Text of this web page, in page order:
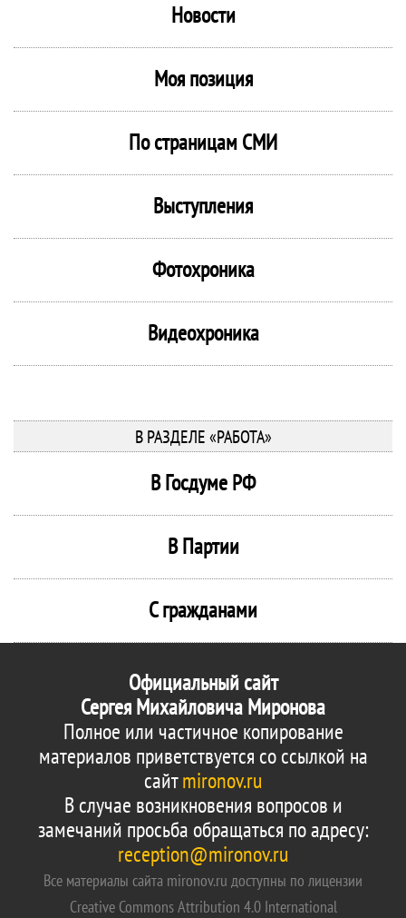
Новости
Моя позиция
По страницам СМИ
Выступления
Фотохроника
Видеохроника
В РАЗДЕЛЕ «РАБОТА»
В Госдуме РФ
В Партии
С гражданами
Официальный сайт
Сергея Михайловича Миронова
Полное или частичное копирование
материалов приветствуется со ссылкой на
сайтmironov.ru
В случае возникновения вопросов и
замечаний просьба обращаться по адресу:
reception@mironov.ru
Все материалы сайта mironov.ru доступны по лицензии
Creative Commons Attribution 4.0 International